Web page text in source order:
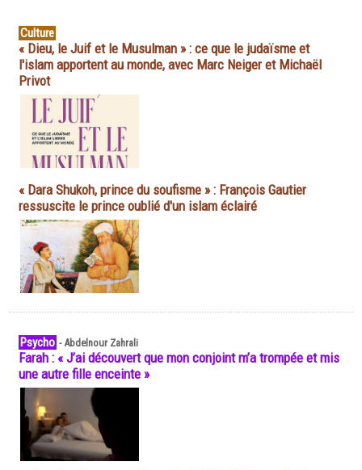
Culture
« Dieu, le Juif et le Musulman » : ce que le judaïsme et
l'islam apportent au monde, avec Marc Neiger et Michaël
Privot
« Dara Shukoh, prince du soufisme » : François Gautier
ressuscite le prince oublié d'un islam éclairé
Psycho -Abdelnour Zahrali
Farah : « J’ai découvert que mon conjoint m’a trompée et mis
une autre fille enceinte »